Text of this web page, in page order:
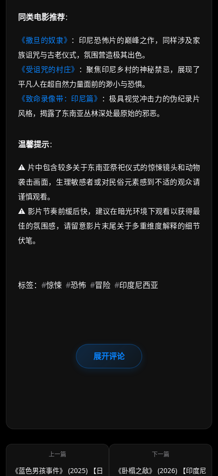
同类电影推荐：
《撒旦的奴隶》 ：印尼恐怖片的巅峰之作，同样涉及家
族诅咒与古老仪式，氛围营造极其出色。
《受诅咒的村庄》 ：聚焦印尼乡村的神秘禁忌，展现了
平凡人在超自然力量面前的渺小与恐惧。
《致命录像带：印尼篇》 ：极具视觉冲击力的伪纪录片
风格，揭露了东南亚丛林深处最原始的邪恶。
温馨提示：
⚠️ 片中包含较多关于东南亚祭祀仪式的惊悚镜头和动物
袭击画面，生理敏感者或对民俗元素感到不适的观众请
谨慎观看。
⚠️ 影片节奏前缓后快，建议在暗光环境下观看以获得最
佳的氛围感，请留意影片末尾关于多重维度解释的细节
伏笔。
标签： #惊悚 #恐怖 #冒险 #印度尼西亚
展开评论
《蓝色男孩事件》 (2025) 【日 《卧榻之敌》 (2026) 【印度尼